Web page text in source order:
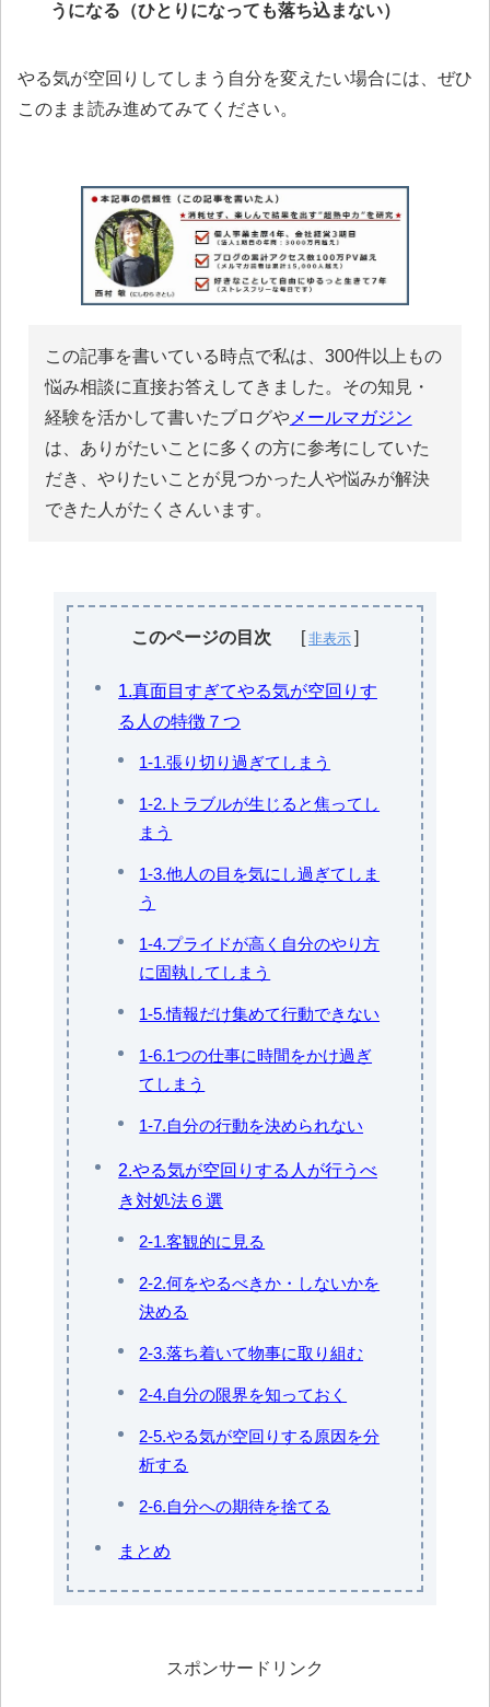
うになる（ひとりになっても落ち込まない）
やる気が空回りしてしまう自分を変えたい場合には、ぜひ
このまま読み進めてみてください。
この記事を書いている時点で私は、300件以上もの
悩み相談に直接お答えしてきました。その知見・
経験を活かして書いたブログやメールマガジン
は、ありがたいことに多くの方に参考にしていた
だき、やりたいことが見つかった人や悩みが解決
できた人がたくさんいます。
このページの目次
1.真面目すぎてやる気が空回りす
る人の特徴７つ
1-1.張り切り過ぎてしまう
1-2.トラブルが生じると焦ってし
まう
1-3.他人の目を気にし過ぎてしま
う
1-4.プライドが高く自分のやり方
に固執してしまう
1-5.情報だけ集めて行動できない
1-6.1つの仕事に時間をかけ過ぎ
てしまう
1-7.自分の行動を決められない
2.やる気が空回りする人が行うべ
き対処法６選
2-1.客観的に見る
2-2.何をやるべきか・しないかを
決める
2-3.落ち着いて物事に取り組む
2-4.自分の限界を知っておく
2-5.やる気が空回りする原因を分
析する
2-6.自分への期待を捨てる
まとめ
スポンサードリンク